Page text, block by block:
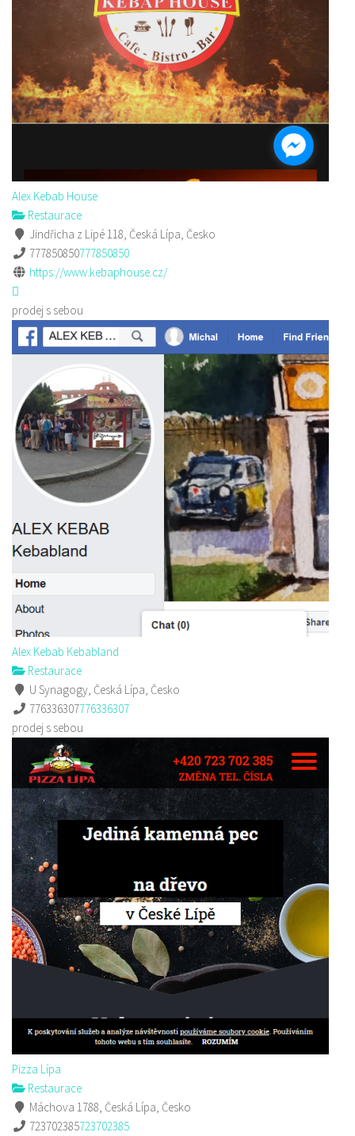
Alex Kebab House
Restaurace
Jindřicha z Lipé 118, Česká Lípa, Česko
777850850777850850
https://www.kebaphouse.cz/
prodej s sebou
Alex Kebab Kebabland
Restaurace
U Synagogy, Česká Lípa, Česko
776336307776336307
prodej s sebou
Pizza Lípa
Restaurace
Máchova 1788, Česká Lípa, Česko
723702385723702385